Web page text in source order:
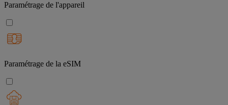
Paramétrage de l'appareil
Paramétrage de la eSIM